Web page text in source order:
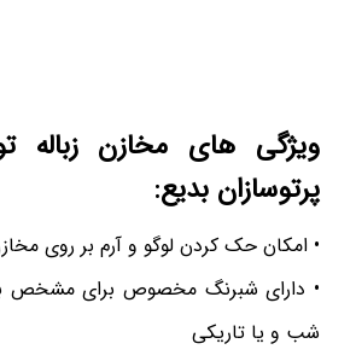
ویژگی های مخازن زباله
پرتوسازان بدیع:
• امکان حک کردن لوگو و آرم بر روی
• دارای شبرنگ مخصوص برای مشخص
شب و یا تاریکی